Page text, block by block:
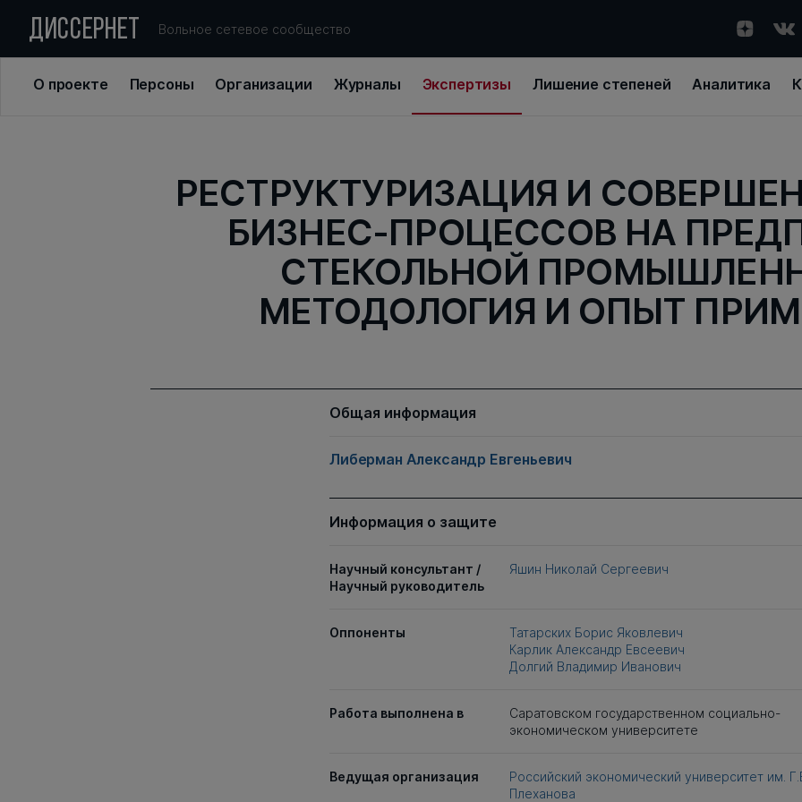
ДИССЕРНЕТ Вольное сетевое сообщество
О проекте Персоны Организации Журналы Экспертизы Лишение степеней Аналитика
РЕСТРУКТУРИЗАЦИЯ И
БИЗНЕС-ПРОЦЕССОВ НА
СТЕКОЛЬНОЙ
МЕТОДОЛОГИЯ И ОПЫТ
Общая информация
Либерман Александр Евгеньевич
Информация о защите
Научный консультант /
Научный руководитель
Яшин Николай Сергеевич
Оппоненты
Татарских Борис Яковлевич
Карлик Александр Евсеевич
Долгий Владимир Иванович
Работа выполнена в
Саратовском государственном социально-
экономическом университете
Ведущая организация
Российский экономический университет им.
Плеханова